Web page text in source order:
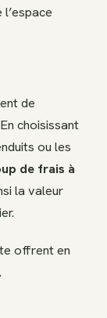
de
choisissant
ou les
de frais à
la valeur
offrent en